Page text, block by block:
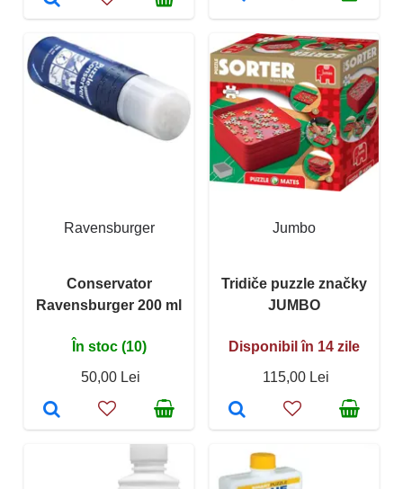
Ravensburger
Conservator
Ravensburger 200 ml
În stoc (10)
50,00 Lei
Jumbo
Tridiče puzzle značky
JUMBO
Disponibil în 14 zile
115,00 Lei